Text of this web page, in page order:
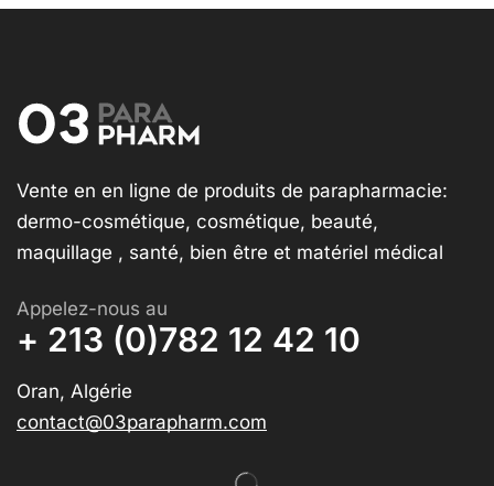
Vente en en ligne de produits de parapharmacie:
dermo-cosmétique, cosmétique, beauté,
maquillage , santé, bien être et matériel médical
Appelez-nous au
+ 213 (0)782 12 42 10
Oran, Algérie
contact@03parapharm.com